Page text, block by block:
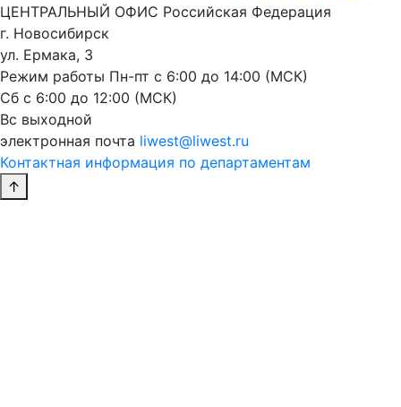
ЦЕНТРАЛЬНЫЙ ОФИС Российская Федерация
г. Новосибирск
ул. Ермака, 3
Режим работы Пн-пт с 6:00 до 14:00 (МСК)
Сб с 6:00 до 12:00 (МСК)
Вс выходной
электронная почта liwest@liwest.ru
Контактная информация по департаментам
↑